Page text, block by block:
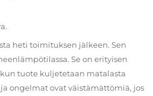
heti toimituksen jälkeen. Sen
Se on erityisen
tuote kuljetetaan matalasta
ongelmat ovat väistämättömiä, jos